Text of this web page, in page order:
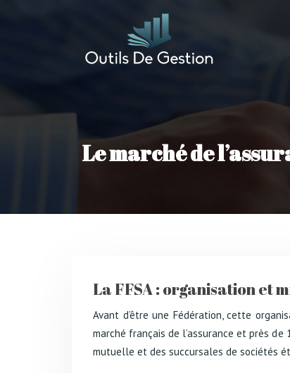
Le marché de
La FFSA : organisation et
Avant d’être une Fédération, cette organisation, créée en 1937, a été un syndicat professionnel. Aujourd’hui, « elle regroupe 245 entreprises représentant 90 % du
marché français de l’assurance et près
mutuelle et des succursales de sociétés